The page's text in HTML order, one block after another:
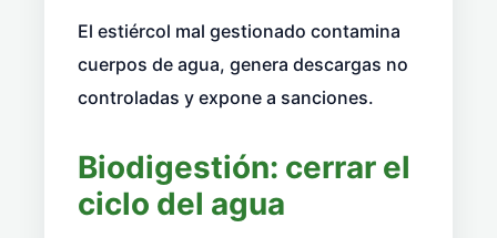
El estiércol mal gestionado contamina
cuerpos de agua, genera descargas no
controladas y expone a sanciones.
Biodigestión: cerrar el
ciclo del agua